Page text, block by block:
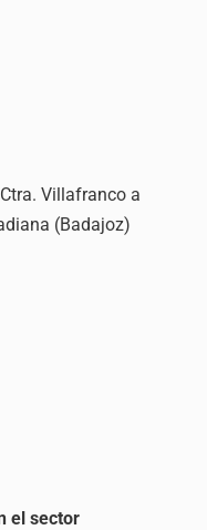
Villafranco a
(Badajoz)
el sector